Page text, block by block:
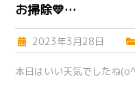
お掃除💛…
2023年3月28日
本日はいい天気でしたね